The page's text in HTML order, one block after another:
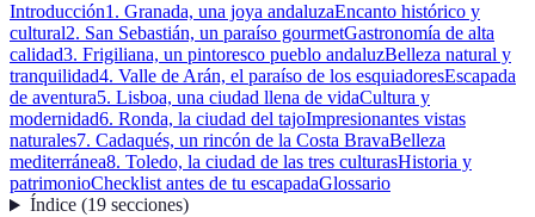
Introducción1. Granada, una joya andaluzaEncanto histórico y
cultural2. San Sebastián, un paraíso gourmetGastronomía de alta
calidad3. Frigiliana, un pintoresco pueblo andaluzBelleza natural y
tranquilidad4. Valle de Arán, el paraíso de los esquiadoresEscapada
de aventura5. Lisboa, una ciudad llena de vidaCultura y
modernidad6. Ronda, la ciudad del tajoImpresionantes vistas
naturales7. Cadaqués, un rincón de la Costa BravaBelleza
mediterránea8. Toledo, la ciudad de las tres culturasHistoria y
patrimonioChecklist antes de tu escapadaGlossario
Índice(19 secciones)